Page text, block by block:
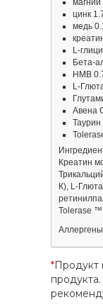
магний
цинк
медь
L-
Бета-
HMB
L-
Авена
Таурин
Креатин
К), L-
Tolerase ™
*Продукт